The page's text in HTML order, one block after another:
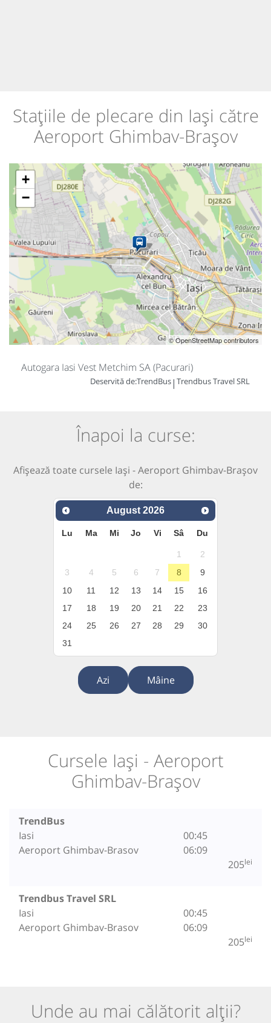
Stațiile de plecare din Iași către
Aeroport Ghimbav-Brașov
+
−
© OpenStreetMap contributors
Autogara Iasi Vest Metchim SA (Pacurari)
Deservită de:TrendBus| Trendbus Travel SRL
Înapoi la curse:
Afișează toate cursele Iași - Aeroport Ghimbav-Brașov
de:
August 2026
Lu Ma Mi Jo Vi Sâ Du
1
2
3
4 5 6 7 8
9
10
11 12 13 14 15
16
17
18 19 20 21 22
23
24
25 26 27 28 29
30
31
Azi Mâine
Cursele Iași - Aeroport
Ghimbav-Brașov
TrendBus
Iasi
Aeroport Ghimbav-Brasov
00:45
06:09
205lei
Trendbus Travel SRL
Iasi
Aeroport Ghimbav-Brasov
00:45
06:09
205lei
Unde au mai călătorit alții?